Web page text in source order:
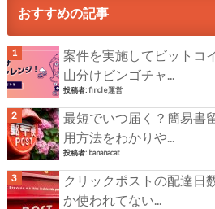
おすすめの記事
案件を実施してビットコ
山分けビンゴチャ...
投稿者:fincle運営
最短でいつ届く？簡易書
用方法をわかりや...
投稿者: bananacat
クリックポストの配達日
か使われてない...